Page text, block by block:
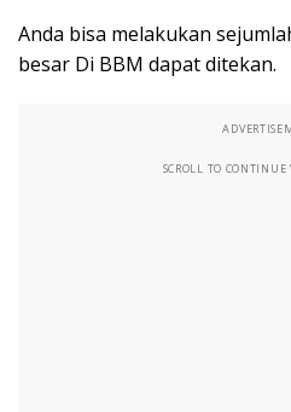
Anda bisa melakukan
besar Di BBM dapat ditekan.
SCROLL TO